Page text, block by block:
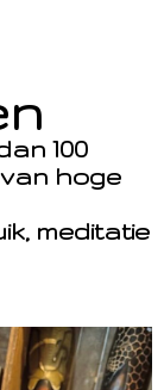
100
hoge
meditatie